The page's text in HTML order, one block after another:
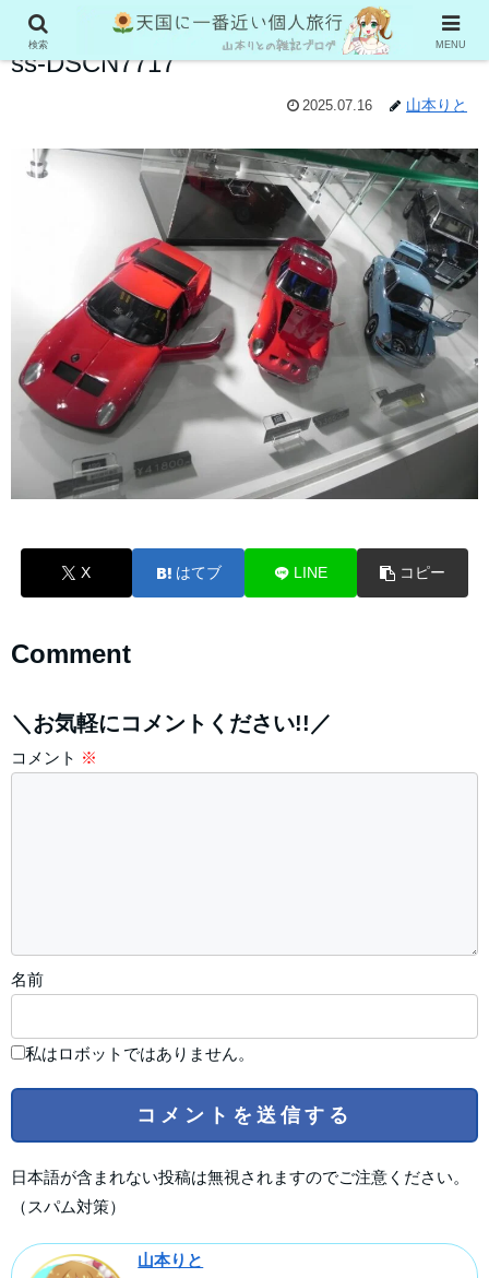
ss-DSCN7717
2025.07.16 山本りと
X はてブ LINE コピー
Comment
＼お気軽にコメントください!!／
コメント ※
名前
私はロボットではありません。
日本語が含まれない投稿は無視されますのでご注意ください。
（スパム対策）
山本りと
検索 MENU